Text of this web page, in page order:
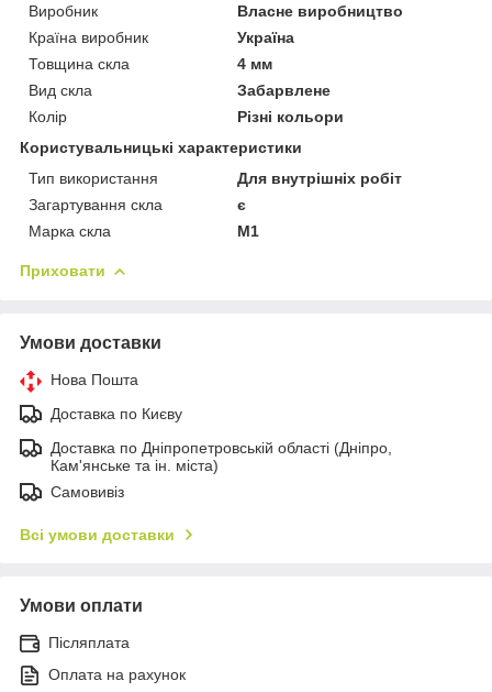
Виробник
Власне виробництво
Країна виробник
Україна
Товщина скла
4 мм
Вид скла
Забарвлене
Колір
Різні кольори
Користувальницькі характеристики
Тип використання
Для внутрішніх робіт
Загартування скла
є
Марка скла
М1
Приховати
Умови доставки
Нова Пошта
Доставка по Києву
Доставка по Дніпропетровській області (Дніпро,
Кам'янське та ін. міста)
Самовивіз
Всі умови доставки
Умови оплати
Післяплата
Оплата на рахунок